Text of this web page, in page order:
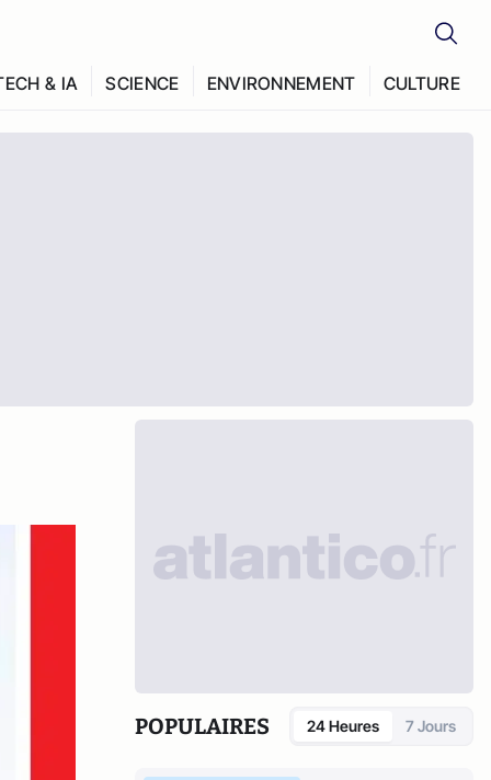
& IA SCIENCE ENVIRONNEMENT CULTURE
POPULAIRES 24 Heures 7 Jours